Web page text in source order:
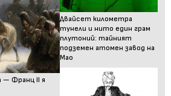
— Франц II я
Двайсет километра
тунели и нито един грам
плутоний: тайният
подземен атомен завод на
Мао